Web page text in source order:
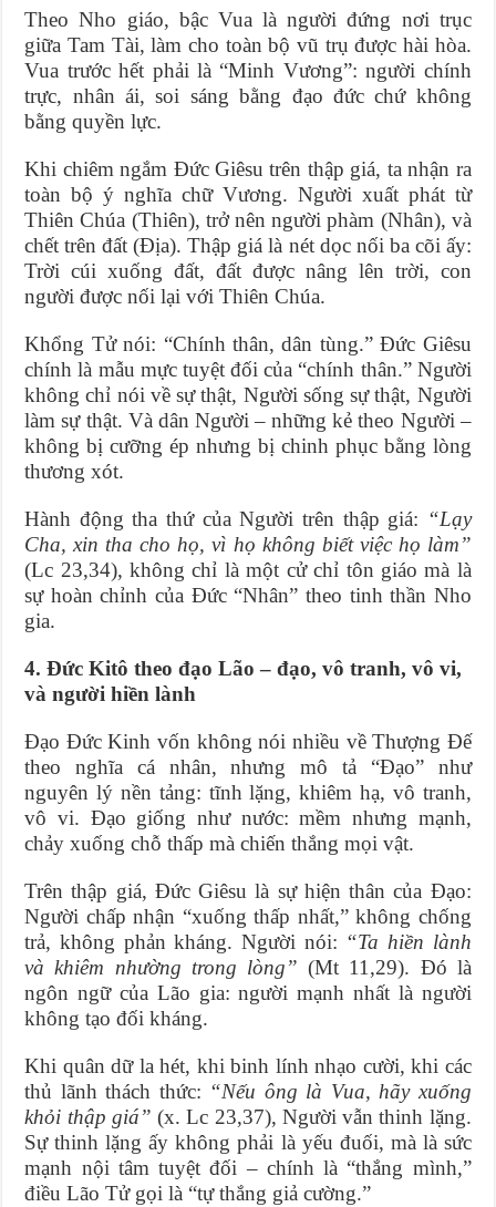
Theo Nho giáo, bậc Vua là người đứng nơi trục
giữa Tam Tài, làm cho toàn bộ vũ trụ được hài hòa.
Vua trước hết phải là “Minh Vương”: người chính
trực, nhân ái, soi sáng bằng đạo đức chứ không
bằng quyền lực.
Khi chiêm ngắm Đức Giêsu trên thập giá, ta nhận ra
toàn bộ ý nghĩa chữ Vương. Người xuất phát từ
Thiên Chúa (Thiên), trở nên người phàm (Nhân), và
chết trên đất (Địa). Thập giá là nét dọc nối ba cõi ấy:
Trời cúi xuống đất, đất được nâng lên trời, con
người được nối lại với Thiên Chúa.
Khổng Tử nói: “Chính thân, dân tùng.” Đức Giêsu
chính là mẫu mực tuyệt đối của “chính thân.” Người
không chỉ nói về sự thật, Người sống sự thật, Người
làm sự thật. Và dân Người – những kẻ theo Người –
không bị cưỡng ép nhưng bị chinh phục bằng lòng
thương xót.
Hành động tha thứ của Người trên thập giá: “Lạy
Cha, xin tha cho họ, vì họ không biết việc họ làm”
(Lc 23,34), không chỉ là một cử chỉ tôn giáo mà là
sự hoàn chỉnh của Đức “Nhân” theo tinh thần Nho
gia.
4. Đức Kitô theo đạo Lão – đạo, vô tranh, vô vi,
và người hiền lành
Đạo Đức Kinh vốn không nói nhiều về Thượng Đế
theo nghĩa cá nhân, nhưng mô tả “Đạo” như
nguyên lý nền tảng: tĩnh lặng, khiêm hạ, vô tranh,
vô vi. Đạo giống như nước: mềm nhưng mạnh,
chảy xuống chỗ thấp mà chiến thắng mọi vật.
Trên thập giá, Đức Giêsu là sự hiện thân của Đạo:
Người chấp nhận “xuống thấp nhất,” không chống
trả, không phản kháng. Người nói: “Ta hiền lành
và khiêm nhường trong lòng” (Mt 11,29). Đó là
ngôn ngữ của Lão gia: người mạnh nhất là người
không tạo đối kháng.
Khi quân dữ la hét, khi binh lính nhạo cười, khi các
thủ lãnh thách thức: “Nếu ông là Vua, hãy xuống
khỏi thập giá” (x. Lc 23,37), Người vẫn thinh lặng.
Sự thinh lặng ấy không phải là yếu đuối, mà là sức
mạnh nội tâm tuyệt đối – chính là “thắng mình,”
điều Lão Tử gọi là “tự thắng giả cường.”